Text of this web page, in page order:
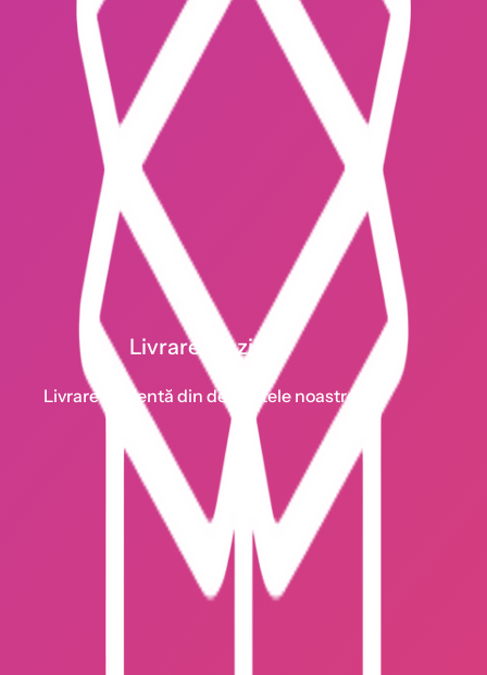
Livrare 1-2 zile
Livrare eficientă din depozitele noastre